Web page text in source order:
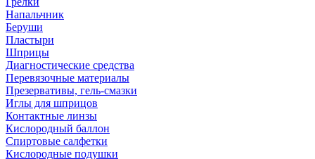
Напальчник
Беруши
Пластыри
Шприцы
Диагностические средства
Перевязочные материалы
Презервативы, гель-смазки
Иглы для шприцов
Контактные линзы
Кислородный баллон
Спиртовые салфетки
Кислородные подушки